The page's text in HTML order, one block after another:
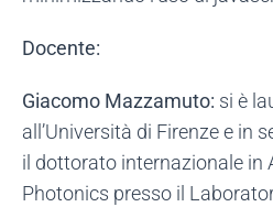
Docente:
Giacomo Mazzamuto: si è
all’Università di Firenze e in
il dottorato internazionale in
Photonics presso il